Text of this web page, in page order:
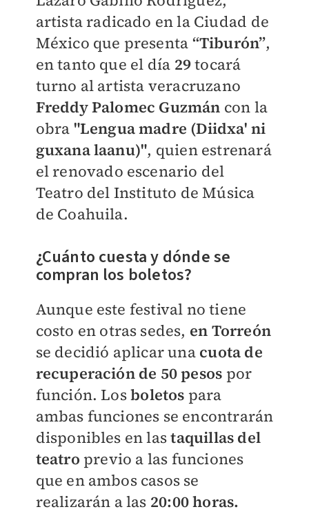
artista radicado en la Ciudad de
México que presenta “Tiburón”,
en tanto que el día 29tocará
turno al artista veracruzano
Freddy Palomec Guzmán con la
obra "Lengua madre (Diidxa' ni
guxana laanu)", quien estrenará
el renovado escenario del
Teatro del Instituto de Música
de Coahuila.
¿Cuánto cuesta y dónde se
compran los boletos?
Aunque este festival no tiene
costo en otras sedes, en Torreón
se decidió aplicar una cuota de
recuperación de 50 pesos por
función. Losboletos para
ambas funciones se encontrarán
disponibles en lastaquillas del
teatro previo a las funciones
que en ambos casos se
realizarán a las 20:00 horas.